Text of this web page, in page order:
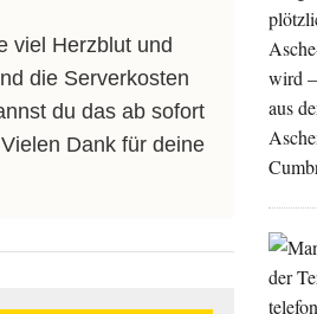
viel Herzblut und
die Serverkosten
du das ab sofort
Dank für deine